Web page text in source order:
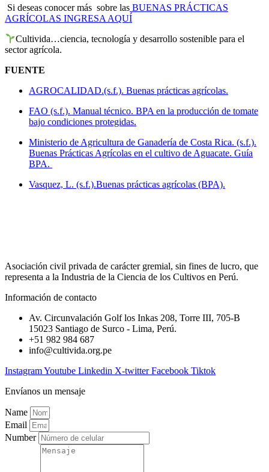
Si deseas conocer más sobre las BUENAS PRÁCTICAS
AGRÍCOLAS INGRESA AQUÍ
Cultivida…ciencia, tecnología y desarrollo sostenible para el
sector agrícola.
FUENTE
AGROCALIDAD.(s.f.). Buenas prácticas agrícolas.
FAO (s.f.). Manual técnico. BPA en la producción de tomate
bajo condiciones protegidas.
Ministerio de Agricultura de Ganadería de Costa Rica. (s.f.).
Buenas Prácticas Agrícolas en el cultivo de Aguacate. Guía
BPA.
Vasquez, L. (s.f.).Buenas prácticas agrícolas (BPA).
Asociación civil privada de carácter gremial, sin fines de lucro, que
representa a la Industria de la Ciencia de los Cultivos en Perú.
Información de contacto
Av. Circunvalación Golf los Inkas 208, Torre III, 705-B
15023 Santiago de Surco - Lima, Perú.
+51 982 984 687
info@cultivida.org.pe
InstagramYoutube Linkedin X-twitter Facebook Tiktok
Envíanos un mensaje
Name
Email
Number